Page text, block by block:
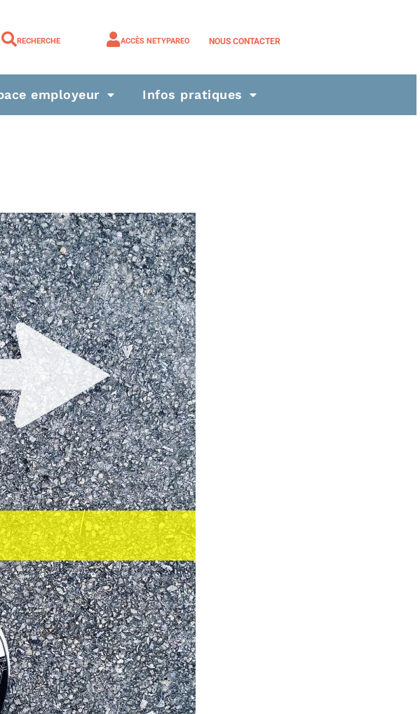
RECHERCHE ACCÈS NETYPAREO NOUS CONTACTER
employeur Infos pratiques